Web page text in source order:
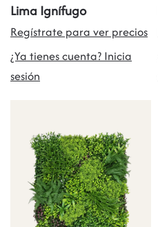
Lima Ignífugo
Regístrate para ver precios
¿Ya tienes cuenta? Inicia
sesión